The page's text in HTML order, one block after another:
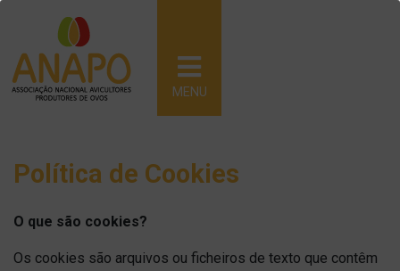
MENU
Política de Cookies
O que são cookies?
Os cookies são arquivos ou ficheiros de texto que contêm